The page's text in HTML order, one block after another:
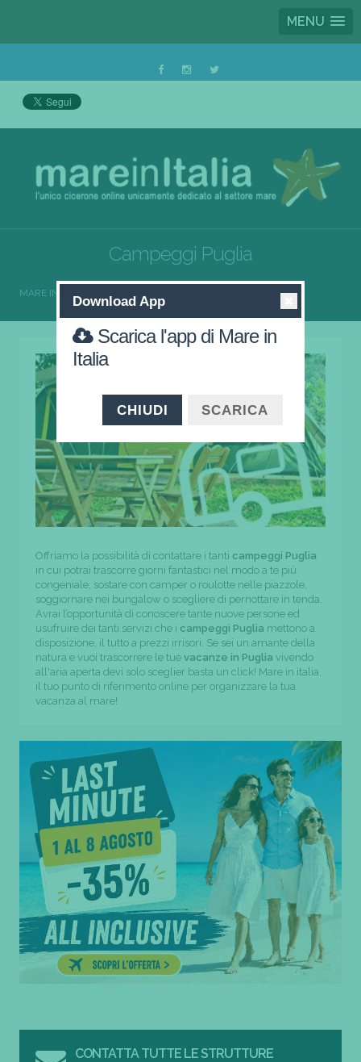
MENU
Campeggi Puglia
MARE IN ITALIA
Offriamo la possibilità di contattare i tanti campeggi Puglia
in cui potrai trascorre giorni fantastici nel modo a te più
congeniale; sostare con camper o roulotte nelle piazzole,
soggiornare nei bungalow o scegliere di pernottare in tenda.
Avrai l’opportunità di conoscere tante nuove persone ed
usufruire dei tanti servizi che i campeggi Puglia mettono a
disposizione, il tutto a prezzi irrisori. Se sei un amante della
natura e vuoi trascorrere le tue vacanze in Puglia vivendo
all'aria aperta devi solo sceglier basta un click! Mare in italia,
il tuo punto di riferimento online per organizzare la tua
vacanza al mare!
CONTATTA TUTTE LE STRUTTURE
Download App
Scarica l'app di Mare in
Italia
CHIUDI SCARICA